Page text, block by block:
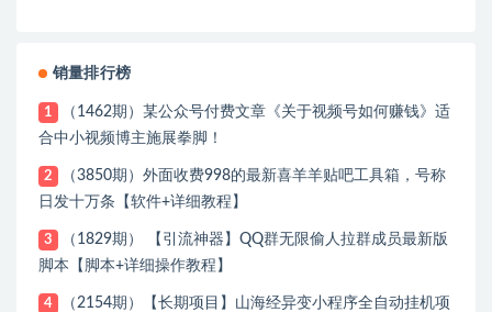
销量排行榜
1
（1462期）某公众号付费文章《关于视频号如何赚钱》适
合中小视频博主施展拳脚！
2
（3850期）外面收费998的最新喜羊羊贴吧工具箱，号称
日发十万条【软件+详细教程】
3
（1829期） 【引流神器】QQ群无限偷人拉群成员最新版
脚本【脚本+详细操作教程】
4
（2154期）【长期项目】山海经异变小程序全自动挂机项